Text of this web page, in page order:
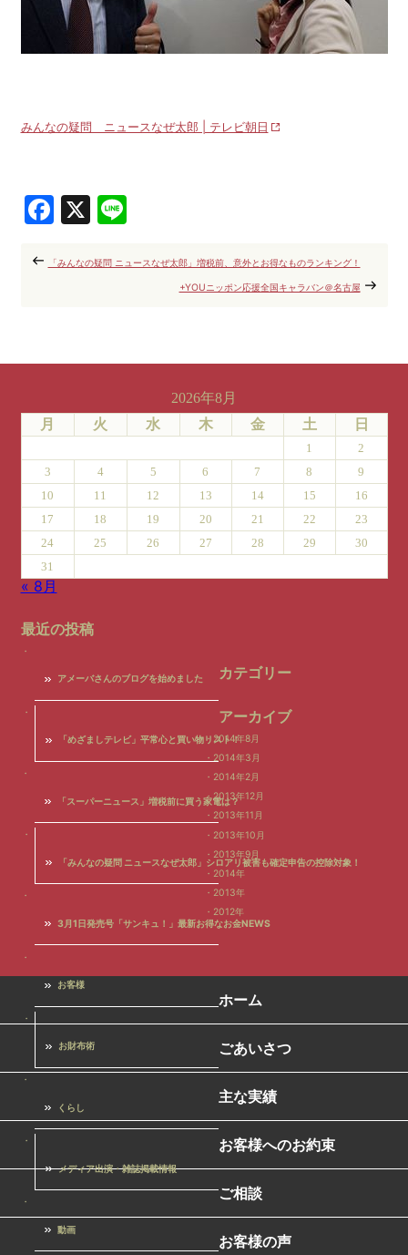
みんなの疑問 ニュースなぜ太郎 | テレビ朝日
Facebook
X Line
「みんなの疑問 ニュースなぜ太郎」増税前、意外とお得なものランキング！
+YOUニッポン応援全国キャラバン＠名古屋
2026年8月
月
火 水 木 金 土 日
1
2
3
4 5 6 7 8
9
10
11 12 13 14 15
16
17
18 19 20 21 22
23
24
25 26 27 28 29
30
31
« 8月
最近の投稿
アメーバさんのブログを始めました
「めざましテレビ」平常心と買い物リスト！
「スーパーニュース」増税前に買う家電は？
「みんなの疑問 ニュースなぜ太郎」シロアリ被害も確定申告の控除対象！
3月1日発売号「サンキュ！」最新お得なお金NEWS
カテゴリー
お客様
お財布術
くらし
メディア出演・雑誌掲載情報
動画
アーカイブ
2014年8月
2014年3月
2014年2月
2013年12月
2013年11月
2013年10月
2013年9月
2014年
2013年
2012年
ホーム
ごあいさつ
主な実績
お客様へのお約束
ご相談
お客様の声